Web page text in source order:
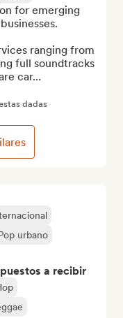
urbano
a recibir
for emerging
ranging from
full soundtracks
car...
dadas